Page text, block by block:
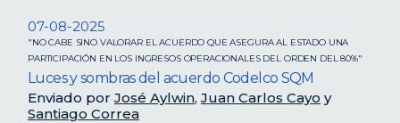
07-08-2025
"NO CABE SINO VALORAR EL ACUERDO QUE ASEGURA AL ESTADO UNA
PARTICIPACIÓN EN LOS INGRESOS OPERACIONALES DEL ORDEN DEL 80%"
Luces y sombras del acuerdo Codelco SQM
Enviado por José Aylwin, Juan Carlos Cayo y
Santiago Correa